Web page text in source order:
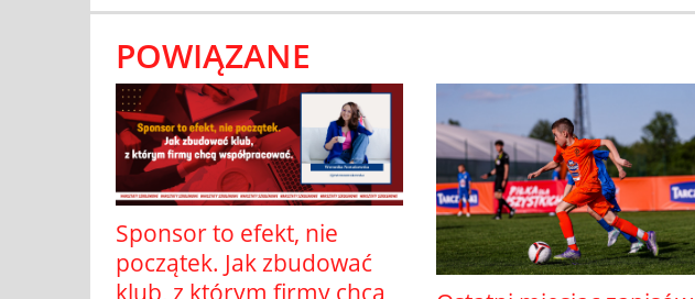
POWIĄZANE
Sponsor to efekt, nie
początek. Jak zbudować
klub, z którym firmy chcą